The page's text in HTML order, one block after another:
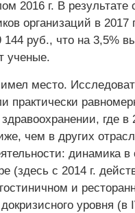
2016 г. В результате
организаций в
144 руб., что на 3,5%
ученые.
место.
практически
где
чем в других
динамика в
(здесь с 2014 г.
и
уровня (в